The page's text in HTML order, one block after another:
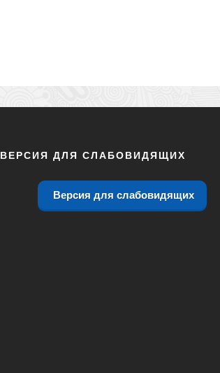
ВЕРСИЯ ДЛЯ СЛАБОВИДЯЩИХ
Версия для слабовидящих